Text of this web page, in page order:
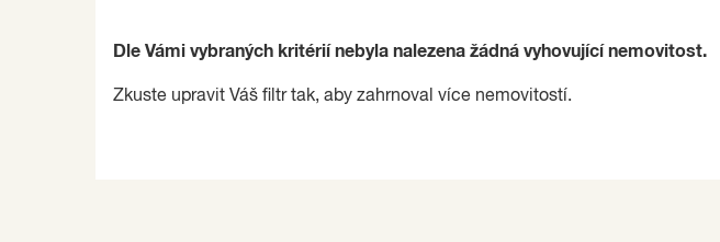
Dle Vámi vybraných kritérií nebyla nalezena žádná vyhovující nemovitost.
Zkuste upravit Váš filtr tak, aby zahrnoval více nemovitostí.